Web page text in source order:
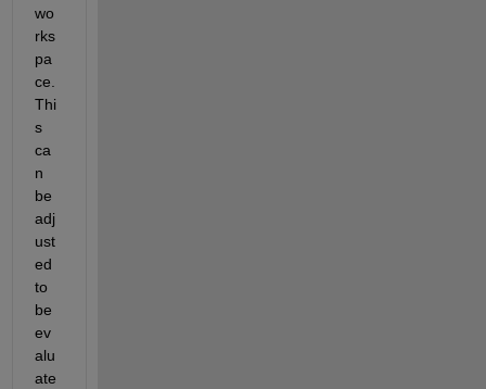
wo
rks
pa
ce.
Thi
s
ca
n
be
adj
ust
ed
to
be
ev
alu
ate